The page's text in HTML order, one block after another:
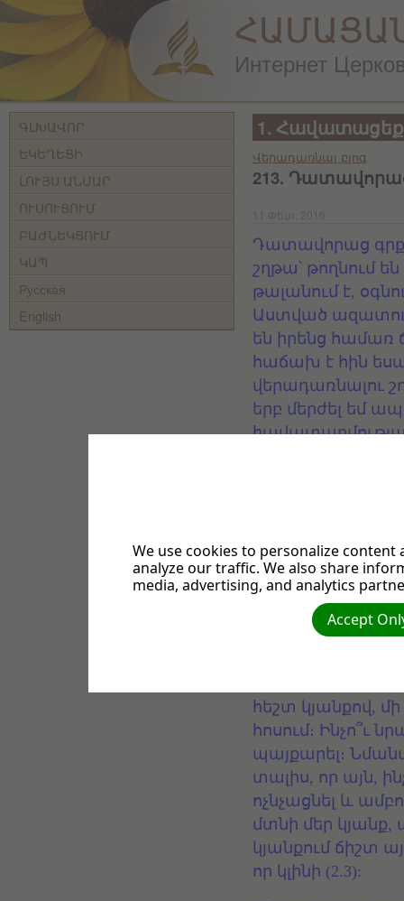
Интернет
ԳԼԽԱՎՈՐ
ԵԿԵՂԵՑԻ
ԼՈՒՅՍ ԱՆՄԱՐ
ՈՒՍՈՒՑՈՒՄ
ԲԱԺՆԵԿՑՈՒՄ
ԿԱՊ
Русская
English
1.
Վերադառնալ բլոգ
213.
Դատավորաց
շղթա՝ թողնում
թալանում է,
Աստված
են իրենց
հաճախ է հին
վերադառնալու
երբ մերժել եմ
ունեցած
Հեսուն այլևս
սա հիմա։
հեշտ կյանքով,
հոսում։ Ինչո՞ւ
պայքարել։
տալիս, որ այն,
ոչնչացնել և
մտնի մեր կյանք,
կյանքում ճիշտ
որ կլինի (2.3):
We use cookies to personalize
analyze our traffic. We also share
media, advertising, and analytics
Accept